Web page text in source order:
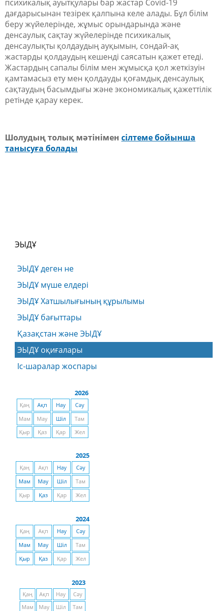
психикалық ауытқулары бар жастар Covid-19
дағдарысынан тезірек қалпына келе алады. Бұл білім
беру жүйелерінде, жұмыс орындарында және
денсаулық сақтау жүйелерінде психикалық
денсаулықты қолдаудың ауқымын, сондай-ақ
жастарды қолдаудың кешенді саясатын қажет етеді.
Жастардың сапалы білім мен жұмысқа қол жеткізуін
қамтамасыз ету мен қолдауды қоғамдық денсаулық
сақтаудың басымдығы және экономикалық қажеттілік
ретінде қарау керек.
Шолудың толық мәтінімен сілтеме бойынша
танысуға болады
ЭЫДҰ
ЭЫДҰ деген не
ЭЫДҰ мүше елдері
ЭЫДҰ Хатшылығының құрылымы
ЭЫДҰ бағыттары
Қазақстан және ЭЫДҰ
ЭЫДҰ оқиғалары
Іс-шаралар жоспары
2026
Қаң Ақп Нау
Сәу
Мам
Мау Шіл
Там
Қыр
Қаз Қар Жел
2025
Қаң Ақп Нау
Сәу
Мам
Мау Шіл
Там
Қыр
Қаз Қар Жел
2024
Қаң Ақп Нау
Сәу
Мам
Мау Шіл
Там
Қыр
Қаз Қар Жел
2023
Қаң Ақп Нау
Сәу
Мам
Мау Шіл
Там